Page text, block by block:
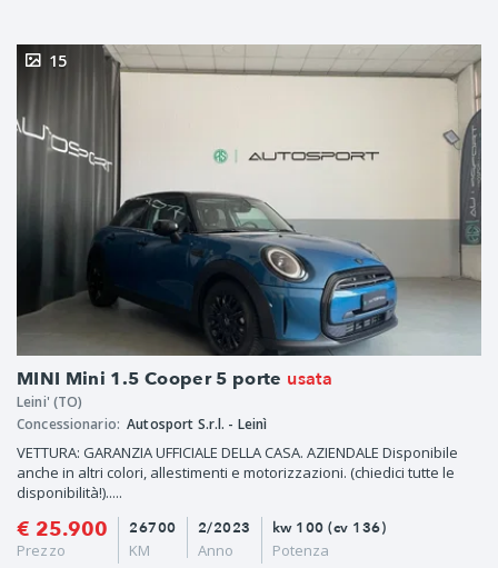
MINI Mini 1.5 Cooper 5 porte usata
15
Leini' (TO)
Concessionario: Autosport S.r.l. - Leinì
VETTURA: GARANZIA UFFICIALE DELLA CASA. AZIENDALE Disponibile
anche in altri colori, allestimenti e motorizzazioni. (chiedici tutte le
disponibilità!).....
€ 25.900
Prezzo
2/2023
Anno
26700
KM
kw 100 (cv 136)
Potenza